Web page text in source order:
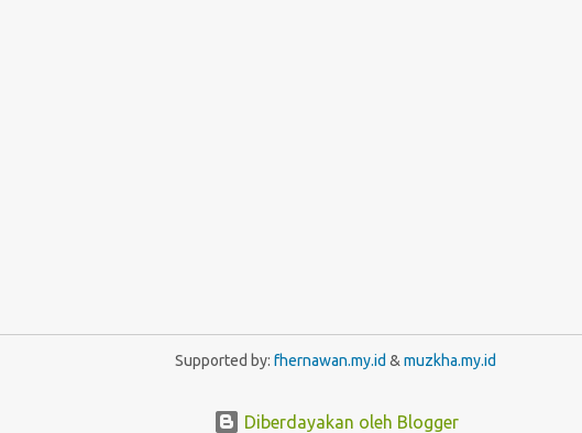
Supported by: fhernawan.my.id &muzkha.my.id
Diberdayakan oleh Blogger